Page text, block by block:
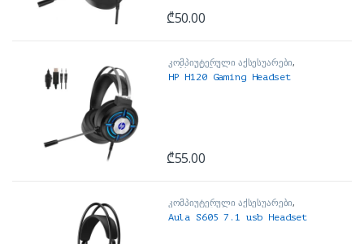
₾50.00
კომპიუტერული აქსესუარები,
ყურსასმენები
HP H120 Gaming Headset
₾55.00
კომპიუტერული აქსესუარები,
ყურსასმენები
Aula S605 7.1 usb Headset